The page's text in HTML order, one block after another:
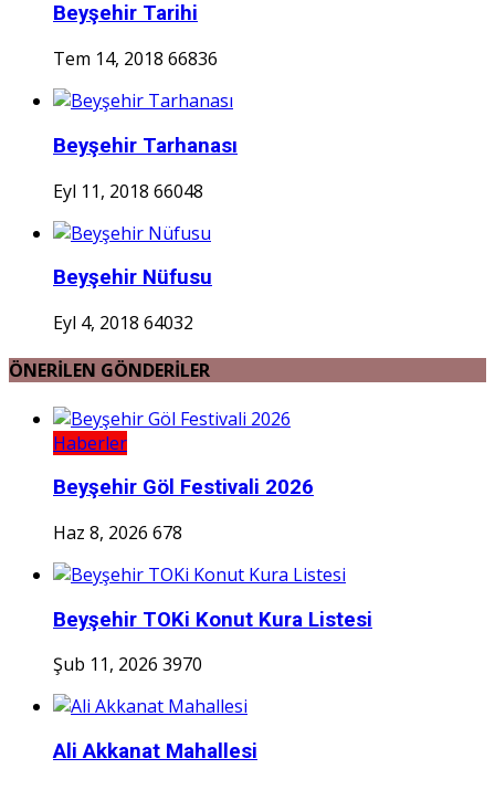
Beyşehir Tarihi
Tem 14, 2018 66836
Beyşehir Tarhanası
Eyl 11, 2018 66048
Beyşehir Nüfusu
Eyl 4, 2018 64032
ÖNERİLEN GÖNDERİLER
Haberler
Beyşehir Göl Festivali 2026
Haz 8, 2026 678
Beyşehir TOKi Konut Kura Listesi
Şub 11, 2026 3970
Ali Akkanat Mahallesi